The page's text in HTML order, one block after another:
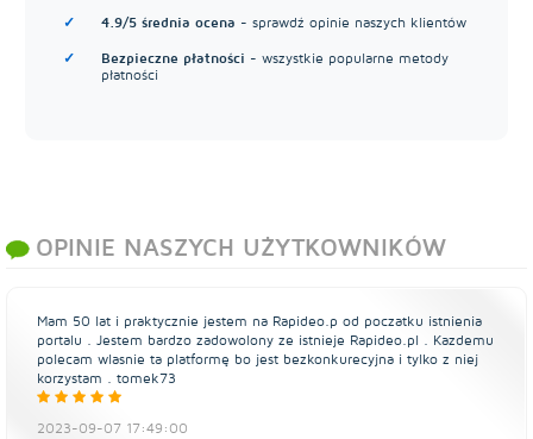
4.9/5 średnia ocena - sprawdź opinie naszych klientów
Bezpieczne płatności - wszystkie popularne metody
płatności
OPINIE NASZYCH UŻYTKOWNIKÓW
Mam 50 lat i praktycznie jestem na Rapideo.p od poczatku istnienia
portalu . Jestem bardzo zadowolony ze istnieje Rapideo.pl . Kazdemu
polecam wlasnie ta platformę bo jest bezkonkurecyjna i tylko z niej
korzystam . tomek73
2023-09-07 17:49:00